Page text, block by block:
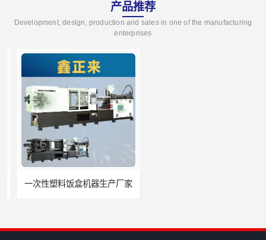
产品推荐
Development, design, production and sales in one of the manufacturing
enterprises
一次性塑料饭盒机器生产厂家